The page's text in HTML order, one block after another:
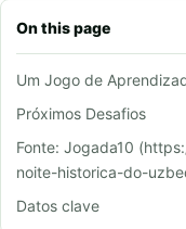
On this page
Um Jogo de
Próximos Desafios
Fonte: Jogada10
noite-historica-do-
Datos clave